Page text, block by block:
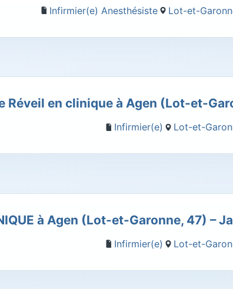
Infirmier(e) Anesthésiste Lot-et-
Réveil en clinique à Agen (Lot-et-
Infirmier(e) Lot-et-
à Agen (Lot-et-Garonne, 47) –
Infirmier(e) Lot-et-